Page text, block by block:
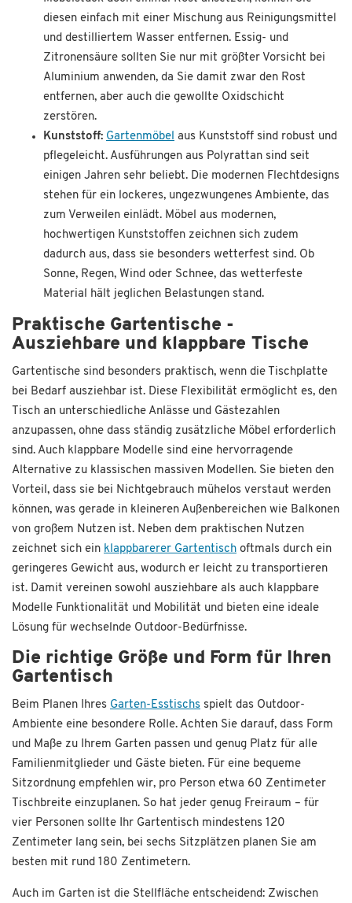
diesen einfach mit einer Mischung aus Reinigungsmittel
und destilliertem Wasser entfernen. Essig- und
Zitronensäure sollten Sie nur mit größter Vorsicht bei
Aluminium anwenden, da Sie damit zwar den Rost
entfernen, aber auch die gewollte Oxidschicht
zerstören.
Kunststoff: Gartenmöbel aus Kunststoff sind robust und
pflegeleicht. Ausführungen aus Polyrattan sind seit
einigen Jahren sehr beliebt. Die modernen Flechtdesigns
stehen für ein lockeres, ungezwungenes Ambiente, das
zum Verweilen einlädt. Möbel aus modernen,
hochwertigen Kunststoffen zeichnen sich zudem
dadurch aus, dass sie besonders wetterfest sind. Ob
Sonne, Regen, Wind oder Schnee, das wetterfeste
Material hält jeglichen Belastungen stand.
Praktische Gartentische -
Ausziehbare und klappbare Tische
Gartentische sind besonders praktisch, wenn die Tischplatte
bei Bedarf ausziehbar ist. Diese Flexibilität ermöglicht es, den
Tisch an unterschiedliche Anlässe und Gästezahlen
anzupassen, ohne dass ständig zusätzliche Möbel erforderlich
sind. Auch klappbare Modelle sind eine hervorragende
Alternative zu klassischen massiven Modellen. Sie bieten den
Vorteil, dass sie bei Nichtgebrauch mühelos verstaut werden
können, was gerade in kleineren Außenbereichen wie Balkonen
von großem Nutzen ist. Neben dem praktischen Nutzen
zeichnet sich ein klappbarerer Gartentisch oftmals durch ein
geringeres Gewicht aus, wodurch er leicht zu transportieren
ist. Damit vereinen sowohl ausziehbare als auch klappbare
Modelle Funktionalität und Mobilität und bieten eine ideale
Lösung für wechselnde Outdoor-Bedürfnisse.
Die richtige Größe und Form für Ihren
Gartentisch
Beim Planen Ihres Garten-Esstischs spielt das Outdoor-
Ambiente eine besondere Rolle. Achten Sie darauf, dass Form
und Maße zu Ihrem Garten passen und genug Platz für alle
Familienmitglieder und Gäste bieten. Für eine bequeme
Sitzordnung empfehlen wir, pro Person etwa 60 Zentimeter
Tischbreite einzuplanen. So hat jeder genug Freiraum – für
vier Personen sollte Ihr Gartentisch mindestens 120
Zentimeter lang sein, bei sechs Sitzplätzen planen Sie am
besten mit rund 180 Zentimetern.
Auch im Garten ist die Stellfläche entscheidend: Zwischen